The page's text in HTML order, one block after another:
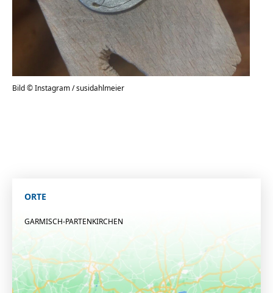
Bild © Instagram / susidahlmeier
ORTE
GARMISCH-PARTENKIRCHEN